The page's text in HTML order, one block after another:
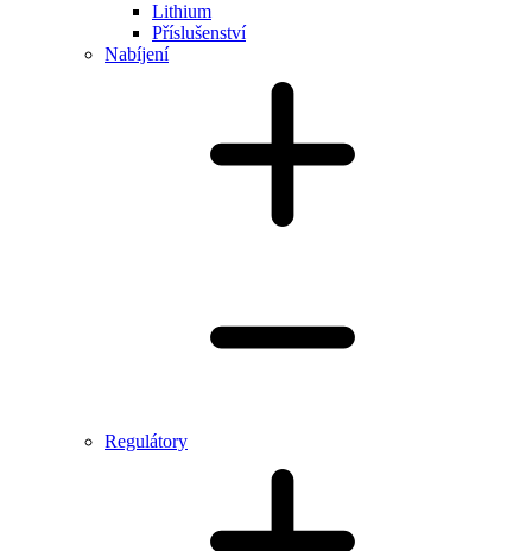
Lithium
Příslušenství
Nabíjení
Regulátory